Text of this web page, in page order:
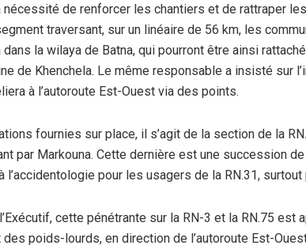
nécessité de renforcer les chantiers et de rattraper
traversant, sur un linéaire de 56 km, les
dans la wilaya de Batna, qui pourront être ainsi
de Khenchela. Le même responsable a insisté sur
à l’autoroute Est-Ouest via des points.
fournies sur place, il s’agit de la section de la
par Markouna. Cette dernière est une succession
l’accidentologie pour les usagers de la RN.31,
cette pénétrante sur la RN-3 et la RN.75 est
des poids-lourds, en direction de l’autoroute Est-